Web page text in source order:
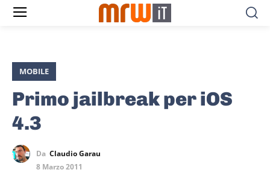
MOBILE
Primo jailbreak per iOS
4.3
Da Claudio Garau
8 Marzo 2011